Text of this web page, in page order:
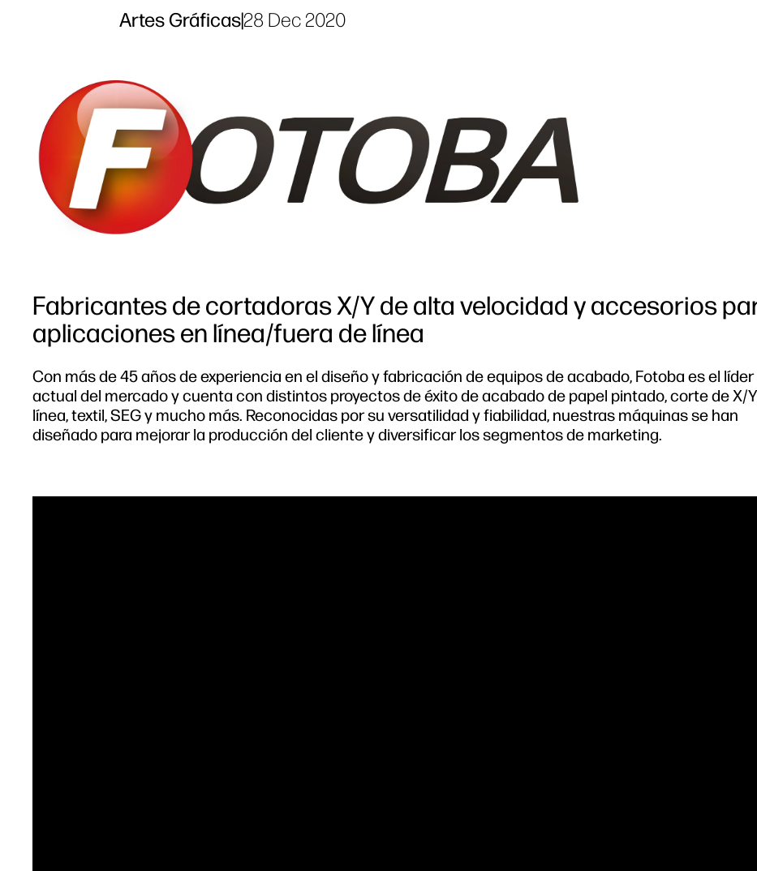
Artes Gráficas|28 Dec 2020
Fabricantes de cortadoras X/Y de alta velocidad y accesorios
aplicaciones en línea/fuera de línea
Con más de 45 años de experiencia en el diseño y fabricación de equipos de acabado, Fotoba es el líder
actual del mercado y cuenta con distintos proyectos de éxito de acabado de papel pintado, corte de X/
línea, textil, SEG y mucho más. Reconocidas por su versatilidad y fiabilidad, nuestras máquinas se han
diseñado para mejorar la producción del cliente y diversificar los segmentos de marketing.